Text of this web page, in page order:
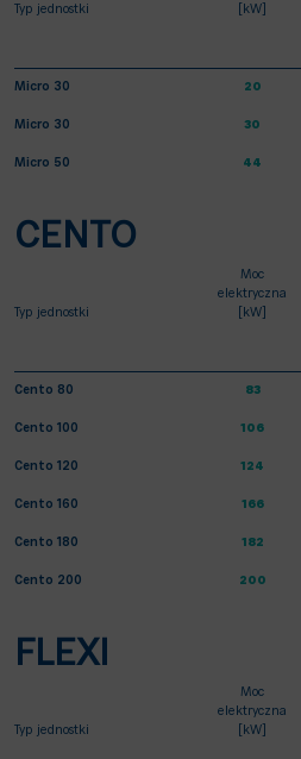
Typ jednostki
[kW]
Micro 30 20
Micro 30 30
Micro 50 44
CENTO
Typ jednostki
Moc
elektryczna
[kW]
Cento 80 83
Cento 100 106
Cento 120 124
Cento 160 166
Cento 180 182
Cento 200 200
FLEXI
Typ jednostki
Moc
elektryczna
[kW]